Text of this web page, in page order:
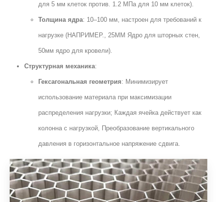
для 5 мм клеток против. 1.2 МПа для 10 мм клеток).
Толщина ядра: 10–100 мм, настроен для требований к
нагрузке (НАПРИМЕР., 25ММ Ядро для шторных стен,
50мм ядро ​​для кровели).
Структурная механика:
Гексагональная геометрия: Минимизирует
использование материала при максимизации
распределения нагрузки; Каждая ячейка действует как
колонна с нагрузкой, Преобразование вертикального
давления в горизонтальное напряжение сдвига.